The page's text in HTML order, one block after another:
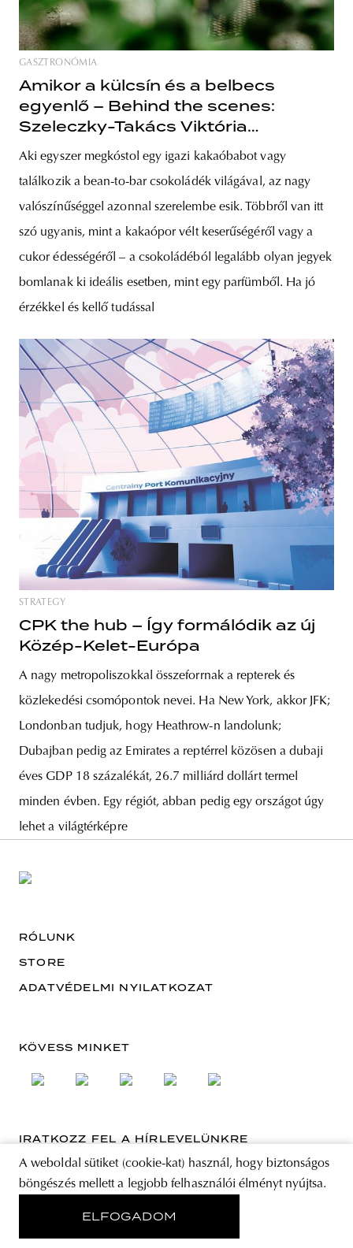
GASZTRONÓMIA
Amikor a külcsín és a belbecs
egyenlő – Behind the scenes:
Szeleczky-Takács Viktória
csokoládékészítő
Aki egyszer megkóstol egy igazi kakaóbabot vagy
találkozik a bean-to-bar csokoládék világával, az nagy
valószínűséggel azonnal szerelembe esik. Többről van itt
szó ugyanis, mint a kakaópor vélt keserűségéről vagy a
cukor édességéről – a csokoládéból legalább olyan jegyek
bomlanak ki ideális esetben, mint egy parfümből. Ha jó
érzékkel és kellő tudással
STRATEGY
CPK the hub – Így formálódik az új
Közép-Kelet-Európa
A nagy metropoliszokkal összeforrnak a repterek és
közlekedési csomópontok nevei. Ha New York, akkor JFK;
Londonban tudjuk, hogy Heathrow-n landolunk;
Dubajban pedig az Emirates a reptérrel közösen a dubaji
éves GDP 18 százalékát, 26.7 milliárd dollárt termel
minden évben. Egy régiót, abban pedig egy országot úgy
lehet a világtérképre
A weboldal sütiket (cookie-kat) használ, hogy biztonságos
böngészés mellett a legjobb felhasználói élményt nyújtsa.
ELFOGADOM
RÓLUNK
STORE
ADATVÉDELMI NYILATKOZAT
KÖVESS MINKET
IRATKOZZ FEL A HÍRLEVELÜNKRE
EMAIL CÍM
hogy elolvasta az Adatvédelmi nyilatkozatot.